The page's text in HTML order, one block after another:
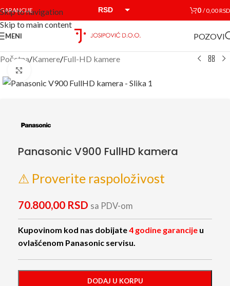
Skip to navigation
Skip to main content
GARANCIJE RSD 0 /0,00RSD
MENI POZOVI
Početna/Kamere/Full-HD kamere
Panasonic V900 FullHD kamera
⚠ Proverite raspoloživost
70.800,00 RSD sa PDV-om
Kupovinom kod nas dobijate4 godine garancije u
ovlašćenom Panasonic servisu.
DODAJ U KORPU